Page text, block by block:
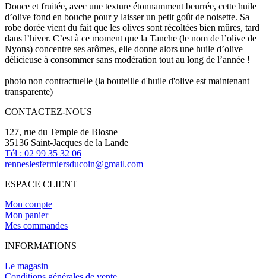
Douce et fruitée, avec une texture étonnamment beurrée, cette huile
d’olive fond en bouche pour y laisser un petit goût de noisette. Sa
robe dorée vient du fait que les olives sont récoltées bien mûres, tard
dans l’hiver. C’est à ce moment que la Tanche (le nom de l’olive de
Nyons) concentre ses arômes, elle donne alors une huile d’olive
délicieuse à consommer sans modération tout au long de l’année !
photo non contractuelle (la bouteille d'huile d'olive est maintenant
transparente)
CONTACTEZ-NOUS
127, rue du Temple de Blosne
35136 Saint-Jacques de la Lande
Tél : 02 99 35 32 06
renneslesfermiersducoin@gmail.com
ESPACE CLIENT
Mon compte
Mon panier
Mes commandes
INFORMATIONS
Le magasin